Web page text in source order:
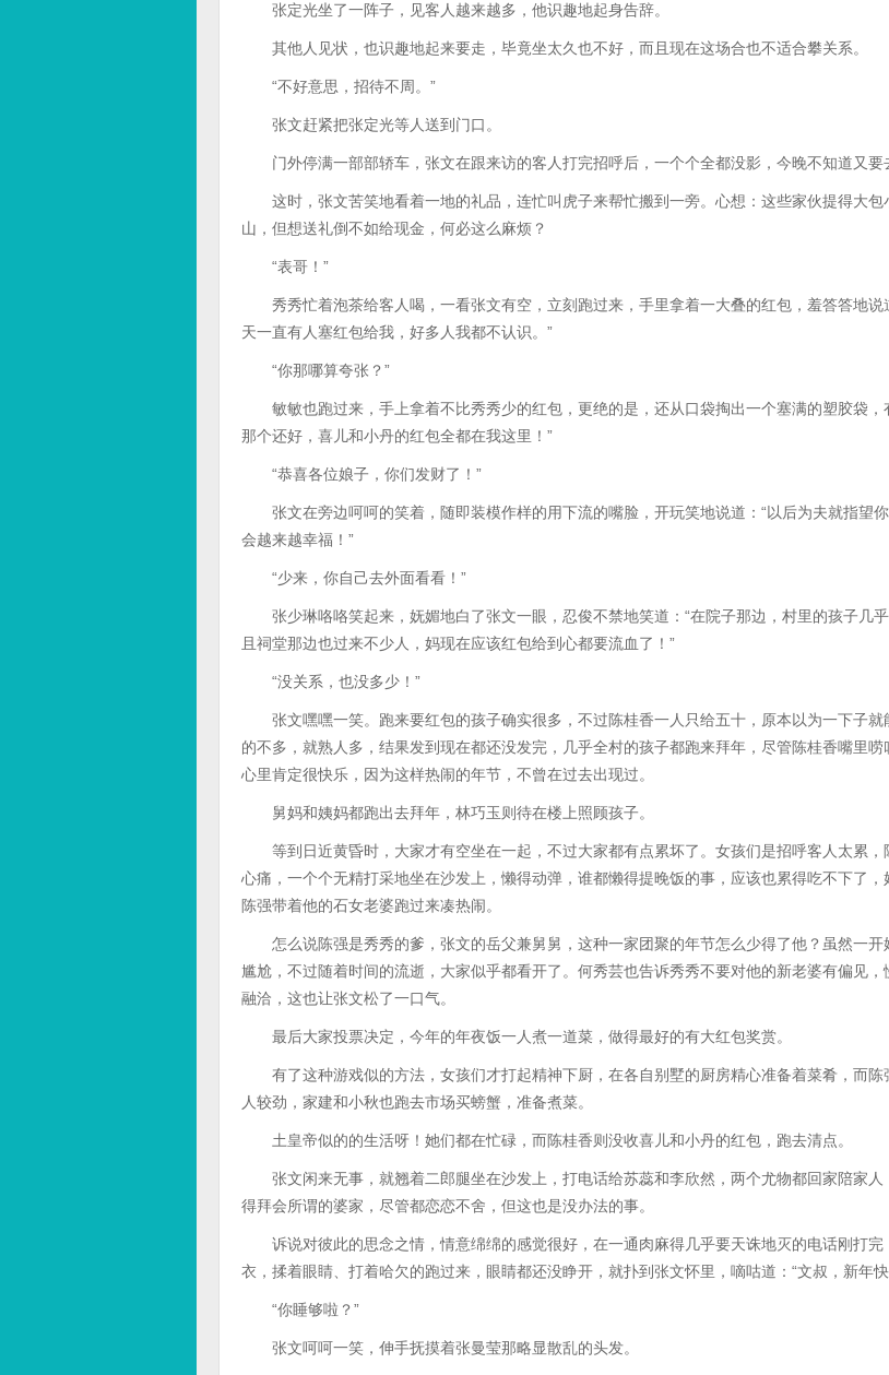
张定光坐了一阵子，见客人越来越多，他识趣地起身告辞。
其他人见状，也识趣地起来要走，毕竟坐太久也不好，而且现在这场合也不适合攀关系。
“不好意思，招待不周。”
张文赶紧把张定光等人送到门口。
门外停满一部部轿车，张文在跟来访的客人打完招呼后，一个个全都没影，今晚不知道又要
这时，张文苦笑地看着一地的礼品，连忙叫虎子来帮忙搬到一旁。心想：这些家伙提得大包
山，但想送礼倒不如给现金，何必这么麻烦？
“表哥！”
秀秀忙着泡茶给客人喝，一看张文有空，立刻跑过来，手里拿着一大叠的红包，羞答答地说
天一直有人塞红包给我，好多人我都不认识。”
“你那哪算夸张？”
敏敏也跑过来，手上拿着不比秀秀少的红包，更绝的是，还从口袋掏出一个塞满的塑胶袋，
那个还好，喜儿和小丹的红包全都在我这里！”
“恭喜各位娘子，你们发财了！”
张文在旁边呵呵的笑着，随即装模作样的用下流的嘴脸，开玩笑地说道：“以后为夫就指望
会越来越幸福！”
“少来，你自己去外面看看！”
张少琳咯咯笑起来，妩媚地白了张文一眼，忍俊不禁地笑道：“在院子那边，村里的孩子几
且祠堂那边也过来不少人，妈现在应该红包给到心都要流血了！”
“没关系，也没多少！”
张文嘿嘿一笑。跑来要红包的孩子确实很多，不过陈桂香一人只给五十，原本以为一下子就
的不多，就熟人多，结果发到现在都还没发完，几乎全村的孩子都跑来拜年，尽管陈桂香嘴里
心里肯定很快乐，因为这样热闹的年节，不曾在过去出现过。
舅妈和姨妈都跑出去拜年，林巧玉则待在楼上照顾孩子。
等到日近黄昏时，大家才有空坐在一起，不过大家都有点累坏了。女孩们是招呼客人太累，
心痛，一个个无精打采地坐在沙发上，懒得动弹，谁都懒得提晚饭的事，应该也累得吃不下了，
陈强带着他的石女老婆跑过来凑热闹。
怎么说陈强是秀秀的爹，张文的岳父兼舅舅，这种一家团聚的年节怎么少得了他？虽然一开
尴尬，不过随着时间的流逝，大家似乎都看开了。何秀芸也告诉秀秀不要对他的新老婆有偏见
融洽，这也让张文松了一口气。
最后大家投票决定，今年的年夜饭一人煮一道菜，做得最好的有大红包奖赏。
有了这种游戏似的方法，女孩们才打起精神下厨，在各自别墅的厨房精心准备着菜肴，而陈
人较劲，家建和小秋也跑去市场买螃蟹，准备煮菜。
土皇帝似的的生活呀！她们都在忙碌，而陈桂香则没收喜儿和小丹的红包，跑去清点。
张文闲来无事，就翘着二郎腿坐在沙发上，打电话给苏蕊和李欣然，两个尤物都回家陪家人
得拜会所谓的婆家，尽管都恋恋不舍，但这也是没办法的事。
诉说对彼此的思念之情，情意绵绵的感觉很好，在一通肉麻得几乎要天诛地灭的电话刚打完
衣，揉着眼睛、打着哈欠的跑过来，眼睛都还没睁开，就扑到张文怀里，嘀咕道：“文叔，新年
“你睡够啦？”
张文呵呵一笑，伸手抚摸着张曼莹那略显散乱的头发。